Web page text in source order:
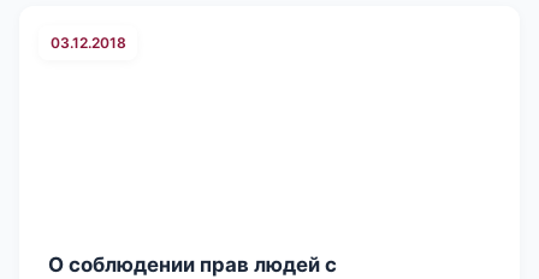
03.12.2018
О соблюдении прав людей с